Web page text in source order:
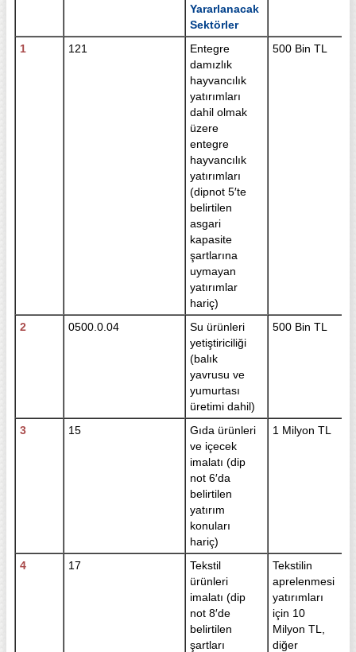
Yararlanacak
Sektörler
1 121
Entegre
damızlık
hayvancılık
yatırımları
dahil olmak
üzere
entegre
hayvancılık
yatırımları
(dipnot 5′te
belirtilen
asgari
kapasite
şartlarına
uymayan
yatırımlar
hariç)
500 Bin TL
2 0500.0.04
Su ürünleri
yetiştiriciliği
(balık
yavrusu ve
yumurtası
üretimi dahil)
500 Bin TL
3 15
Gıda ürünleri
ve içecek
imalatı (dip
not 6′da
belirtilen
yatırım
konuları
hariç)
1 Milyon TL
4 17
Tekstil
ürünleri
imalatı (dip
not 8′de
belirtilen
şartları
Tekstilin
aprelenmesi
yatırımları
için 10
Milyon TL,
diğer